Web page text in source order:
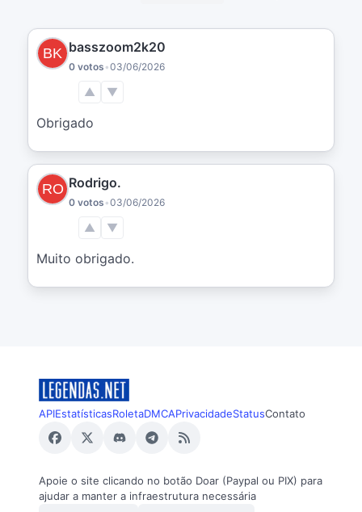
basszoom2k20
0 votos •03/06/2026
▲ ▼
Obrigado
Rodrigo.
0 votos •03/06/2026
▲ ▼
Muito obrigado.
APIEstatísticasRoletaDMCAPrivacidadeStatusContato
Apoie o site clicando no botão Doar (Paypal ou PIX) para
ajudar a manter a infraestrutura necessária